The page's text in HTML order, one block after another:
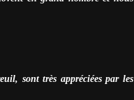
sont très appréciées par les